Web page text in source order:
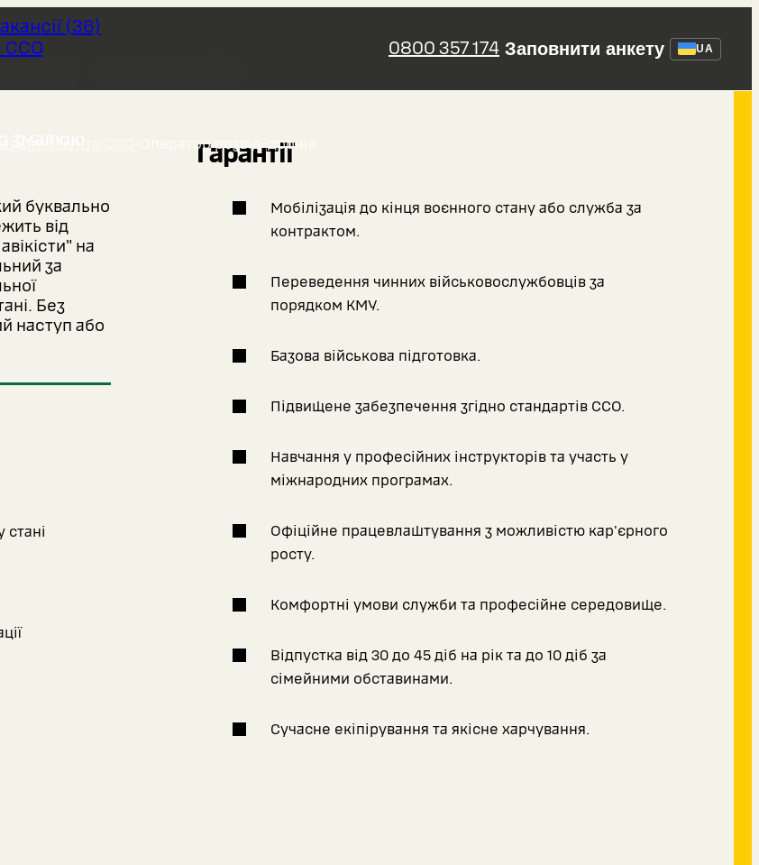
(36)
ССО
0800 357 174 Заповнити анкету UA
Оператор розвід-дронів
дронів
змалюю.
буквально
від
на
за
Без
наступ або
Гарантії
Мобілізація до кінця воєнного стану або служба за
контрактом.
Переведення чинних військовослужбовців за
порядком КМУ.
Базова військова підготовка.
Підвищене забезпечення згідно стандартів ССО.
Навчання у професійних інструкторів та участь у
міжнародних програмах.
Офіційне працевлаштування з можливістю кар'єрного
росту.
Комфортні умови служби та професійне середовище.
Відпустка від 30 до 45 діб на рік та до 10 діб за
сімейними обставинами.
Сучасне екіпірування та якісне харчування.